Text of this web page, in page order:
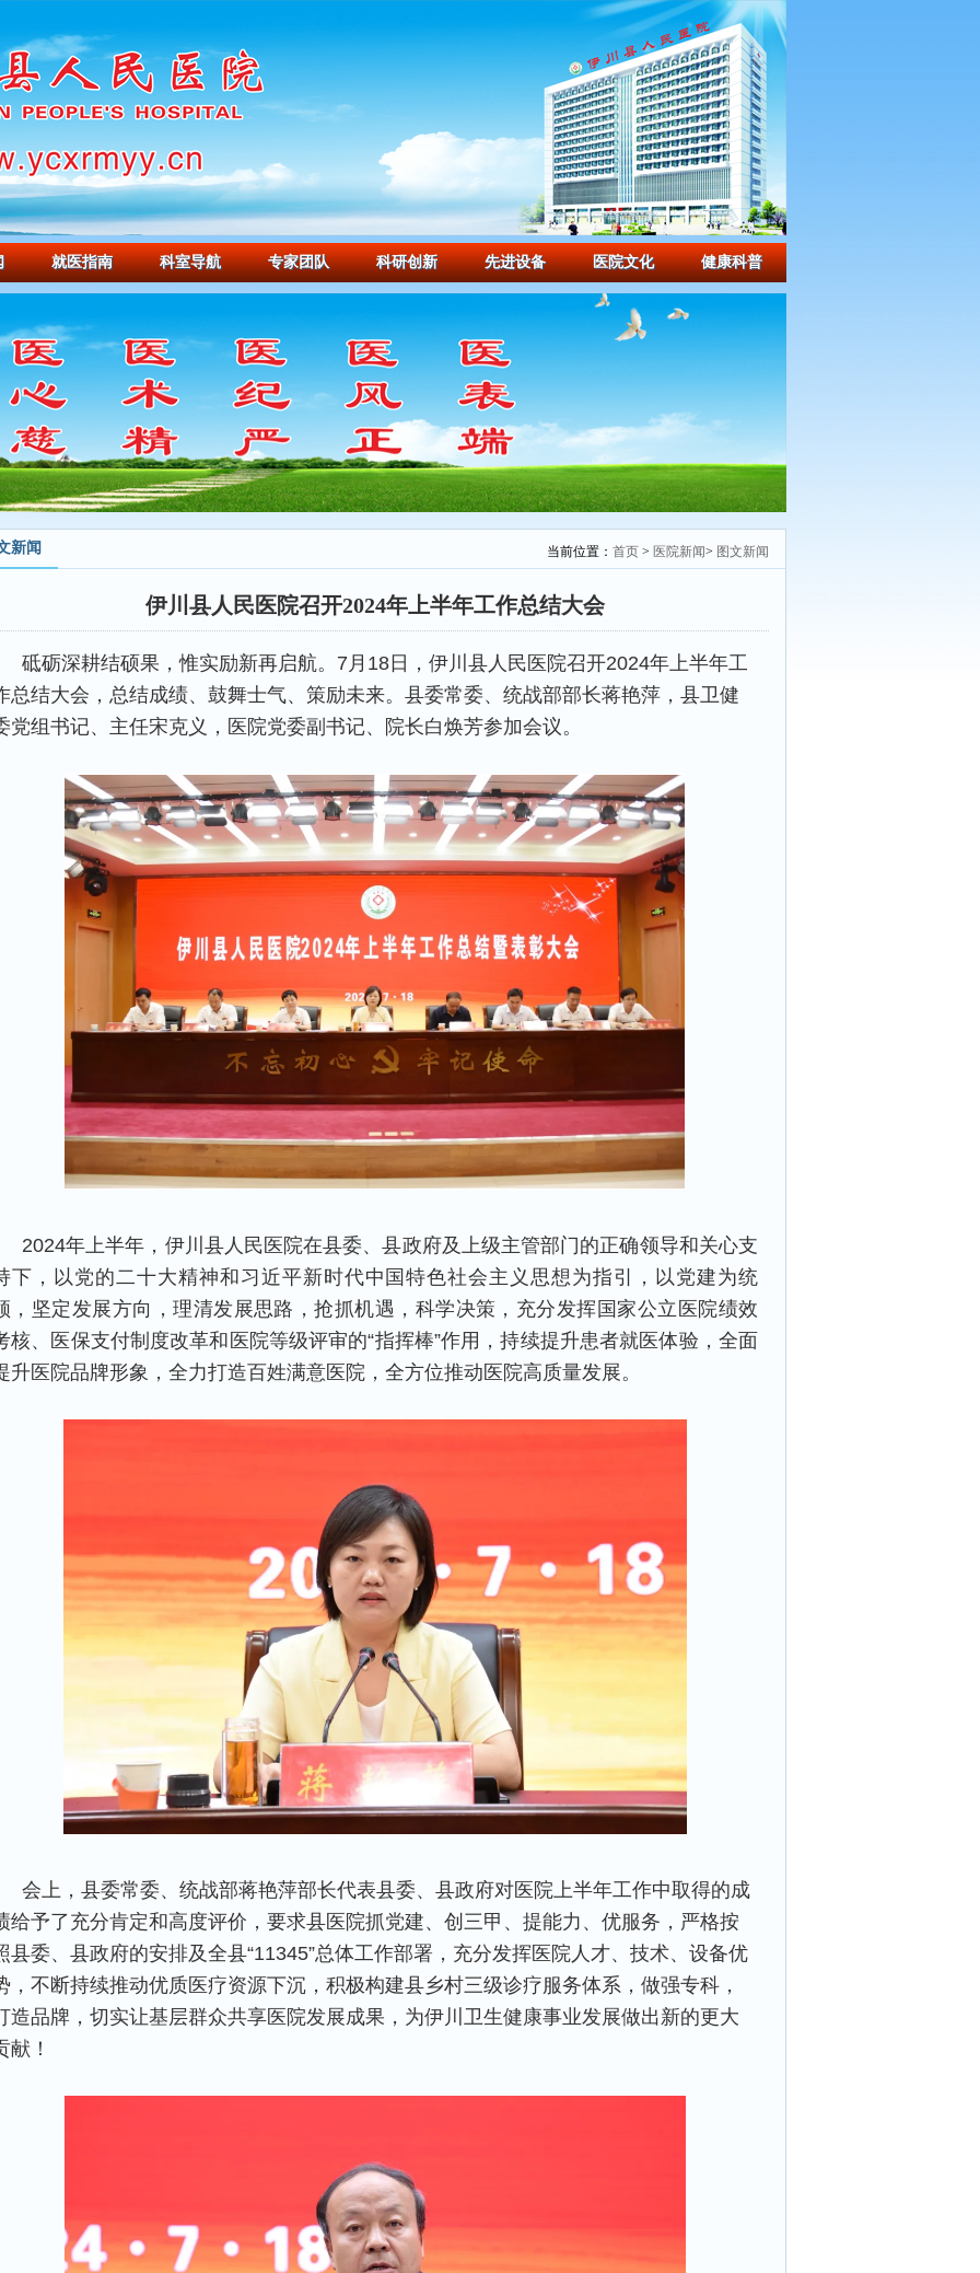
设为首页 | 收藏本站
就医指南 科室导航 专家团队 科研创新 先进设备 医院文化 健康科普
当前位置： 首页 > 医院新闻> 图文新闻
新闻
伊川县人民医院召开2024年上半年工作总结大会
砥砺深耕结硕果，惟实励新再启航。7月18日，伊川县人民医院召开2024年上半年工
总结大会，总结成绩、鼓舞士气、策励未来。县委常委、统战部部长蒋艳萍，县卫健
党组书记、主任宋克义，医院党委副书记、院长白焕芳参加会议。
2024年上半年，伊川县人民医院在县委、县政府及上级主管部门的正确领导和关心支
下，以党的二十大精神和习近平新时代中国特色社会主义思想为指引，以党建为统
，坚定发展方向，理清发展思路，抢抓机遇，科学决策，充分发挥国家公立医院绩效
核、医保支付制度改革和医院等级评审的“指挥棒”作用，持续提升患者就医体验，全面
升医院品牌形象，全力打造百姓满意医院，全方位推动医院高质量发展。
会上，县委常委、统战部蒋艳萍部长代表县委、县政府对医院上半年工作中取得的成
给予了充分肯定和高度评价，要求县医院抓党建、创三甲、提能力、优服务，严格按
县委、县政府的安排及全县“11345”总体工作部署，充分发挥医院人才、技术、设备优
，不断持续推动优质医疗资源下沉，积极构建县乡村三级诊疗服务体系，做强专科，
造品牌，切实让基层群众共享医院发展成果，为伊川卫生健康事业发展做出新的更大
献！